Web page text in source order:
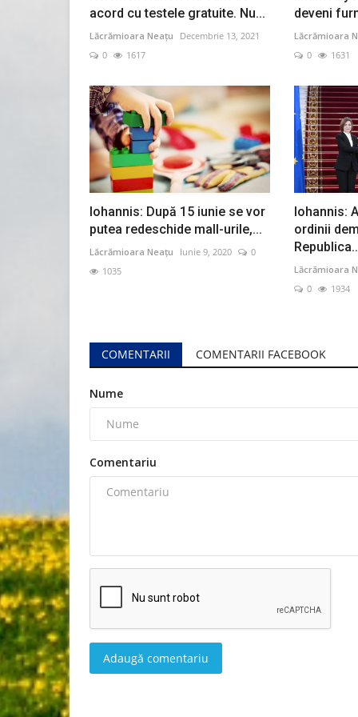
acord cu testele gratuite. Nu...
Lăcrămioara Neațu
Decembrie 13, 2021
0
1617
deveni
Lăcrămioara
0
1631
Iohannis: După 15 iunie se vor
putea redeschide mall-urile,...
Lăcrămioara Neațu Iunie 9, 2020
0
1035
Iohannis:
ordinii
Lăcrămioara
0
1934
COMENTARII COMENTARII FACEBOOK
Nume
Comentariu
Adaugă comentariu